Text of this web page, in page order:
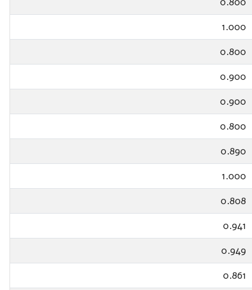
1.000
0.800
0.900
0.900
0.800
0.890
1.000
0.808
0.941
0.949
0.861